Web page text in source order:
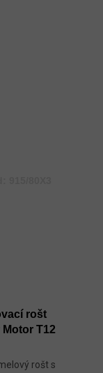
rošt
T12
rošt s